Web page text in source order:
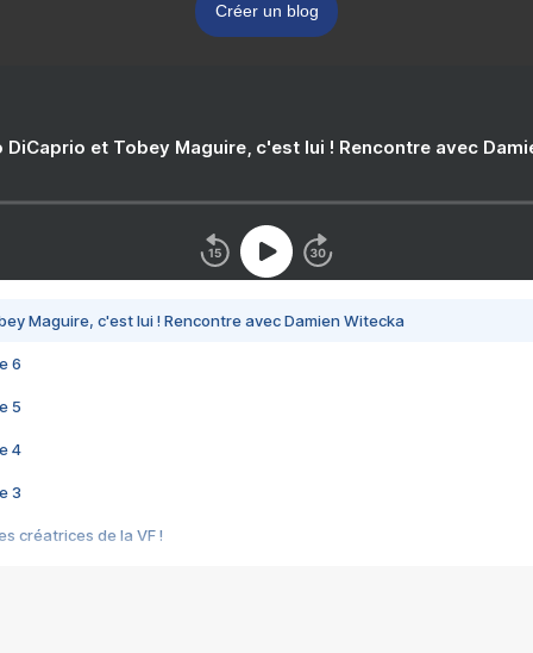
Créer un blog
DiCaprio et Tobey Maguire, c'est lui ! Rencontre avec
Maguire, c'est lui ! Rencontre avec Damien Witecka
6
5
4
3
créatrices de la VF !